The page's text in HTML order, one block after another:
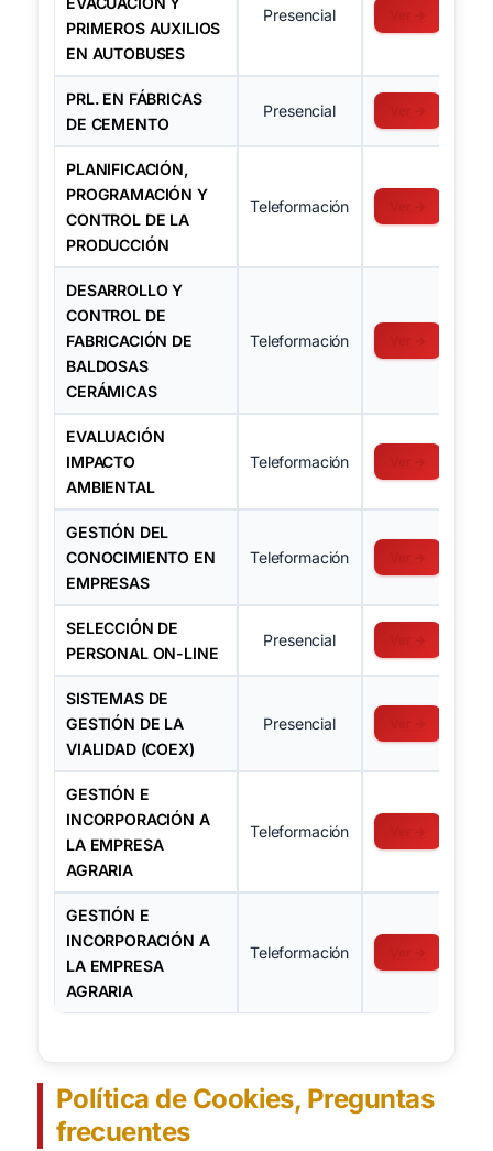
PRIMEROS AUXILIOS
EN AUTOBUSES
Presencial
PRL. EN FÁBRICAS
DE CEMENTO
Presencial
PLANIFICACIÓN,
PROGRAMACIÓN Y
CONTROL DE LA
PRODUCCIÓN
Teleformación
DESARROLLO Y
CONTROL DE
FABRICACIÓN DE
BALDOSAS
CERÁMICAS
Teleformación
EVALUACIÓN
IMPACTO
AMBIENTAL
Teleformación
GESTIÓN DEL
CONOCIMIENTO EN
EMPRESAS
Teleformación
SELECCIÓN DE
PERSONAL ON-LINE
Presencial
SISTEMAS DE
GESTIÓN DE LA
VIALIDAD (COEX)
Presencial
GESTIÓN E
INCORPORACIÓN A
LA EMPRESA
AGRARIA
Teleformación
GESTIÓN E
INCORPORACIÓN A
LA EMPRESA
AGRARIA
Teleformación
Política de Cookies, Preguntas
frecuentes